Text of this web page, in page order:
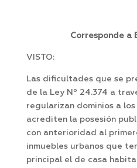
Corresponde a
VISTO:
Las dificultades que se
de la Ley Nº 24.374 a
regularizan dominios a
acrediten la posesión
con anterioridad al
inmuebles urbanos que
principal el de casa